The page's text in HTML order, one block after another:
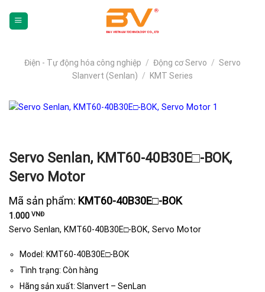
Điện - Tự động hóa công nghiệp / Động cơ Servo / Servo
Slanvert (Senlan) / KMT Series
Servo Senlan, KMT60-40B30E□-BOK,
Servo Motor
Mã sản phẩm: KMT60-40B30E□-BOK
1.000 VNĐ
Servo Senlan, KMT60-40B30E□-BOK, Servo Motor
Model: KMT60-40B30E□-BOK
Tình trạng: Còn hàng
Hãng sản xuất: Slanvert – SenLan